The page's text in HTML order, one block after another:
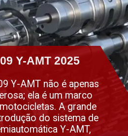
Y-AMT 2025
Y-AMT 2025
Y-AMT não é apenas
ela é um marco
A grande
do sistema de
Y-AMT,